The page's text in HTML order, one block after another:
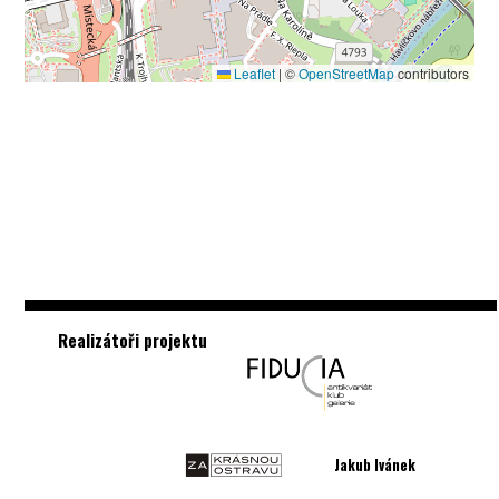
Leaflet | ©OpenStreetMapcontributors
Realizátoři projektu
Jakub Ivánek